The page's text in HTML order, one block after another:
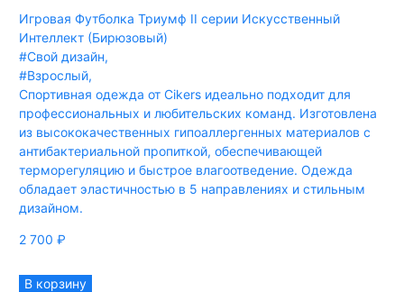
Игровая Футболка Триумф II серии Искусственный
Интеллект (Бирюзовый)
#Свой дизайн,
#Взрослый,
Спортивная одежда от Cikers идеально подходит для
профессиональных и любительских команд. Изготовлена
из высококачественных гипоаллергенных материалов с
антибактериальной пропиткой, обеспечивающей
терморегуляцию и быстрое влагоотведение. Одежда
обладает эластичностью в 5 направлениях и стильным
дизайном.
2 700 ₽
В корзину